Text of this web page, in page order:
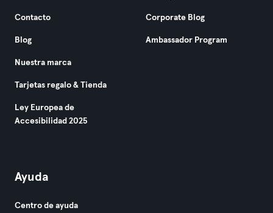
Contacto
Blog
Nuestra marca
Tarjetas regalo & Tienda
Ley Europea de
Accesibilidad 2025
Corporate Blog
Ambassador Program
Ayuda
Centro de ayuda